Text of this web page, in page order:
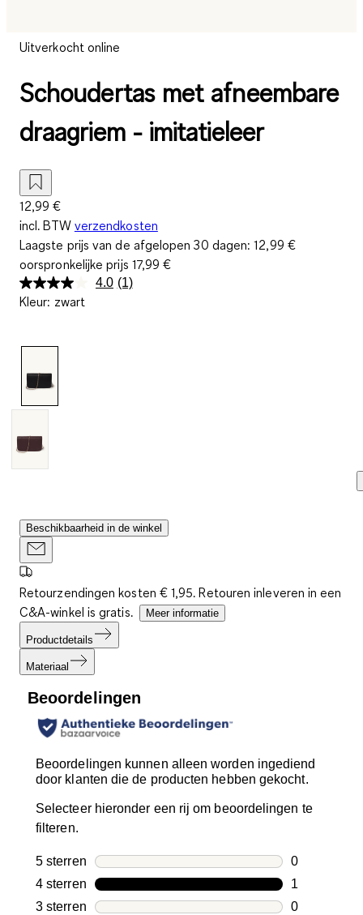
Uitverkocht online
Schoudertas met afneembare
draagriem - imitatieleer
12,99 €
incl. BTW verzendkosten
Laagste prijs van de afgelopen 30 dagen:12,99 €
oorspronkelijke prijs 17,99 €
4.0 Lees
(1)
Kleur: zwart
Beschikbaarheid in de winkel
Retourzendingen kosten € 1,95. Retouren inleveren in een
C&A-winkel is gratis.
Meer informatie
Productdetails
Materiaal
Beoordelingen
Beoordelingen kunnen alleen worden ingediend
door klanten die de producten hebben gekocht.
Selecteer hieronder een rij om beoordelingen te
filteren.
5 sterren sterren
0
0
4 sterren sterren
1
1
3 sterren sterren
0